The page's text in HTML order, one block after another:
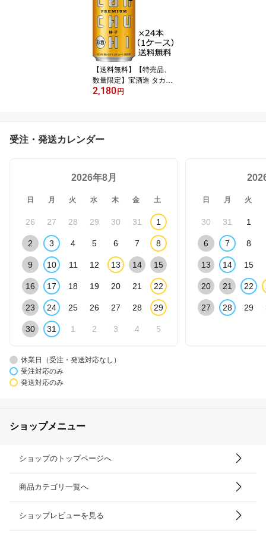
【送料無料】【特売品、
数量限定】宝酒造 タカラ
CANチューハイ 柚子 40
州・沖縄届けは別途送料
がかかります
2,180 円
受注・発送カレンダー
2026年8月
日 月 火 水 木 金 土
26 27 28 29 30 31 1
2 3 4 5 6 7 8
9 10 11 12 13 14 15
16 17 18 19 20 21 22
23 24 25 26 27 28 29
30 31 1 2 3 4 5
日 月 火
30 31 1
6 7 8
13 14 15
20 21 22
27 28 29
休業日（受注・発送対応なし）
受注対応のみ
発送対応のみ
ショップメニュー
ショップのトップページへ
商品カテゴリ一覧へ
ショップレビューを見る